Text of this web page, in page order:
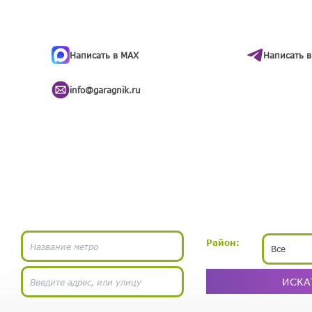
Написать в MAX Написать
info@garagnik.ru
Район:
Все